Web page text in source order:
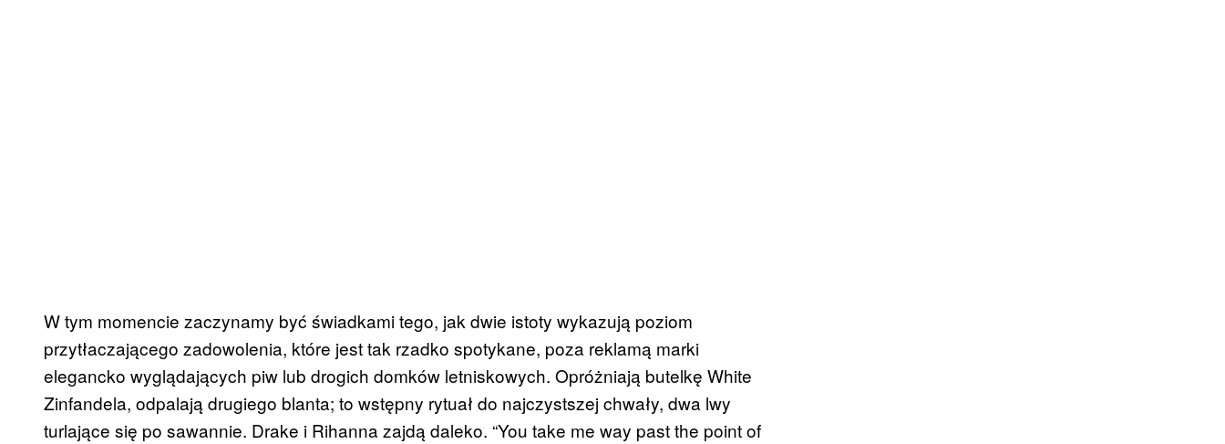
W tym momencie zaczynamy być świadkami tego, jak dwie istoty wykazują poziom
przytłaczającego zadowolenia, które jest tak rzadko spotykane, poza reklamą marki
elegancko wyglądających piw lub drogich domków letniskowych. Opróżniają butelkę White
Zinfandela, odpalają drugiego blanta; to wstępny rytuał do najczystszej chwały, dwa lwy
turlające się po sawannie. Drake i Rihanna zajdą daleko. “You take me way past the point of